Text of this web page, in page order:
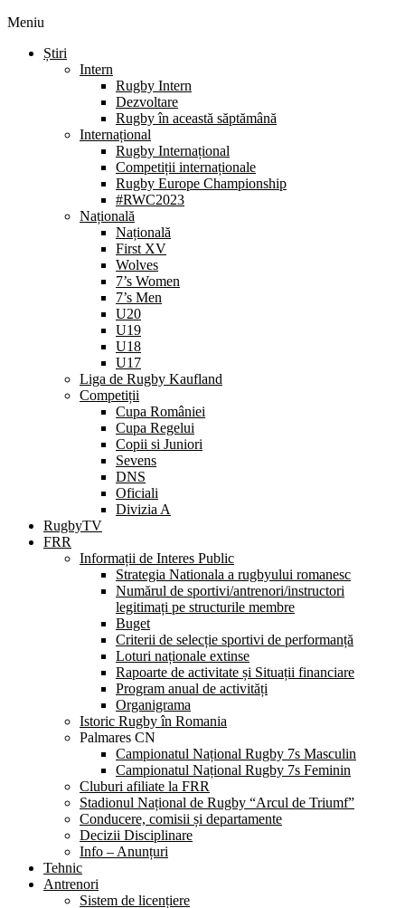
Meniu
Știri
Intern
Rugby Intern
Dezvoltare
Rugby în această săptămână
Internațional
Rugby Internațional
Competiții internaționale
Rugby Europe Championship
#RWC2023
Națională
Națională
First XV
Wolves
7’s Women
7’s Men
U20
U19
U18
U17
Liga de Rugby Kaufland
Competiții
Cupa României
Cupa Regelui
Copii si Juniori
Sevens
DNS
Oficiali
Divizia A
RugbyTV
FRR
Informații de Interes Public
Strategia Nationala a rugbyului romanesc
Numărul de sportivi/antrenori/instructori
legitimați pe structurile membre
Buget
Criterii de selecție sportivi de performanță
Loturi naționale extinse
Rapoarte de activitate și Situații financiare
Program anual de activități
Organigrama
Istoric Rugby în Romania
Palmares CN
Campionatul Național Rugby 7s Masculin
Campionatul Național Rugby 7s Feminin
Cluburi afiliate la FRR
Stadionul Național de Rugby “Arcul de Triumf”
Conducere, comisii și departamente
Decizii Disciplinare
Info – Anunțuri
Tehnic
Antrenori
Sistem de licențiere